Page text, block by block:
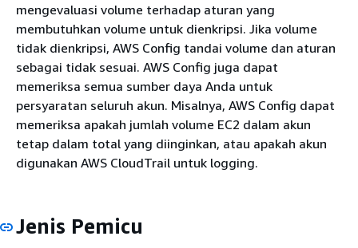
mengevaluasi volume terhadap aturan yang
membutuhkan volume untuk dienkripsi. Jika volume
tidak dienkripsi, AWS Config tandai volume dan aturan
sebagai tidak sesuai. AWS Config juga dapat
memeriksa semua sumber daya Anda untuk
persyaratan seluruh akun. Misalnya, AWS Config dapat
memeriksa apakah jumlah volume EC2 dalam akun
tetap dalam total yang diinginkan, atau apakah akun
digunakan AWS CloudTrail untuk logging.
Jenis Pemicu